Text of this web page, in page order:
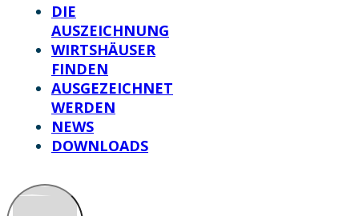
DIE
AUSZEICHNUNG
WIRTSHÄUSER
FINDEN
AUSGEZEICHNET
WERDEN
NEWS
DOWNLOADS